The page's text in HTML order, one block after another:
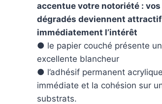
accentue votre notoriété :
dégradés deviennent
immédiatement l’intérêt
● le papier couché présente
excellente blancheur
● l’adhésif permanent
immédiate et la cohésion sur
substrats.